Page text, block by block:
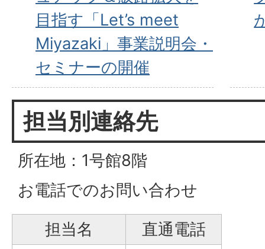
目指す「Let’s meet
Miyazaki」事業説明会・
セミナーの開催
担当別連絡先
所在地：1号館8階
お電話でのお問い合わせ
担当名
直通電話